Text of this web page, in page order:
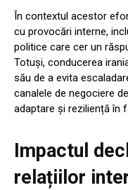
În contextul acestor
cu provocări interne,
politice care cer un
Totuși, conducerea
său de a evita
canalele de negociere
adaptare și reziliență în
Impactul
relațiilor